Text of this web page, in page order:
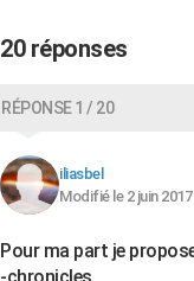
20 réponses
RÉPONSE 1 / 20
iliasbel
Modifié le 2 juin 2017
Pour ma part je